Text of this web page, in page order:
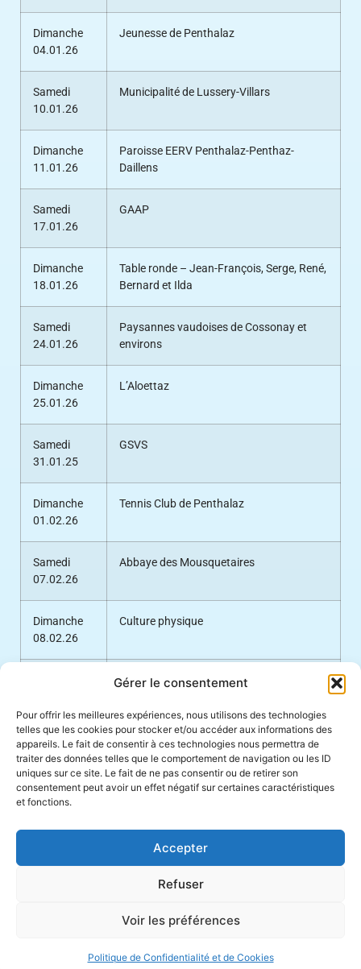
Gérer le consentement
Pour offrir les meilleures expériences, nous utilisons des technologies
telles que les cookies pour stocker et/ou accéder aux informations des
appareils. Le fait de consentir à ces technologies nous permettra de
traiter des données telles que le comportement de navigation ou les ID
uniques sur ce site. Le fait de ne pas consentir ou de retirer son
consentement peut avoir un effet négatif sur certaines caractéristiques
et fonctions.
Accepter
Refuser
Voir les préférences
Politique de Confidentialité et de Cookies
Dimanche
04.01.26
Jeunesse de Penthalaz
Samedi
10.01.26
Municipalité de Lussery-Villars
Dimanche
11.01.26
Paroisse EERV Penthalaz-Penthaz-
Daillens
Samedi
17.01.26
GAAP
Dimanche
18.01.26
Table ronde – Jean-François, Serge, René,
Bernard et Ilda
Samedi
24.01.26
Paysannes vaudoises de Cossonay et
environs
Dimanche
25.01.26
L’Aloettaz
Samedi
31.01.25
GSVS
Dimanche
01.02.26
Tennis Club de Penthalaz
Samedi
07.02.26
Abbaye des Mousquetaires
Dimanche
08.02.26
Culture physique
Echo de la Molombe
Dimanche
15.02.26
Société de Tir Sportif au Petit Cablibre de
Penthalaz et environ
Samedi
Service extérieur Penthalaz
Municipalité de Penthalaz
Cookies